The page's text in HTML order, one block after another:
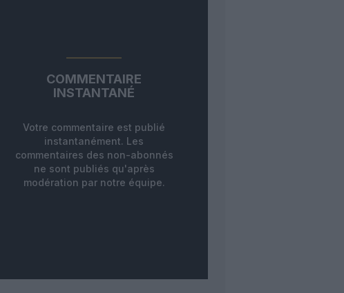
COMMENTAIRE
INSTANTANÉ
Votre commentaire est publié
instantanément. Les
commentaires des non-abonnés
ne sont publiés qu'après
modération par notre équipe.